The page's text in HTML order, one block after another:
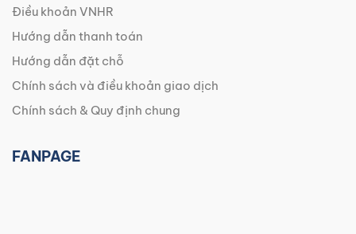
Điều khoản VNHR
Hướng dẫn thanh toán
Hướng dẫn đặt chỗ
Chính sách và điều khoản giao dịch
Chính sách & Quy định chung
FANPAGE